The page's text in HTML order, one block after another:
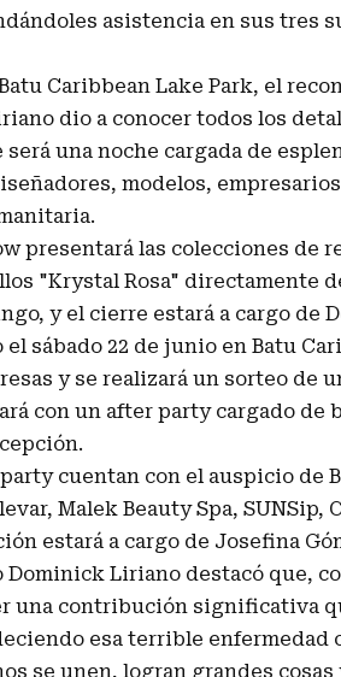
asistencia en sus tres
Caribbean Lake Park, el
dio a conocer todos los
una noche cargada de
modelos,
presentará las colecciones de
"Krystal Rosa" directamente
y el cierre estará a cargo de
sábado 22 de junio en Batu
y se realizará un sorteo de
con un after party cargado de
cuentan con el auspicio de
Malek Beauty Spa, SUNSip,
estará a cargo de Josefina
Liriano destacó que,
una contribución significativa
esa terrible enfermedad
se unen, logran grandes